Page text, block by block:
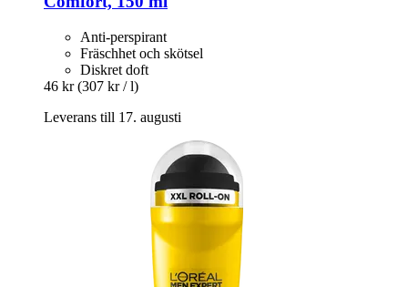
Anti-perspirant
Fräschhet och skötsel
Diskret doft
46 kr (307 kr / l)
Leverans till 17. augusti